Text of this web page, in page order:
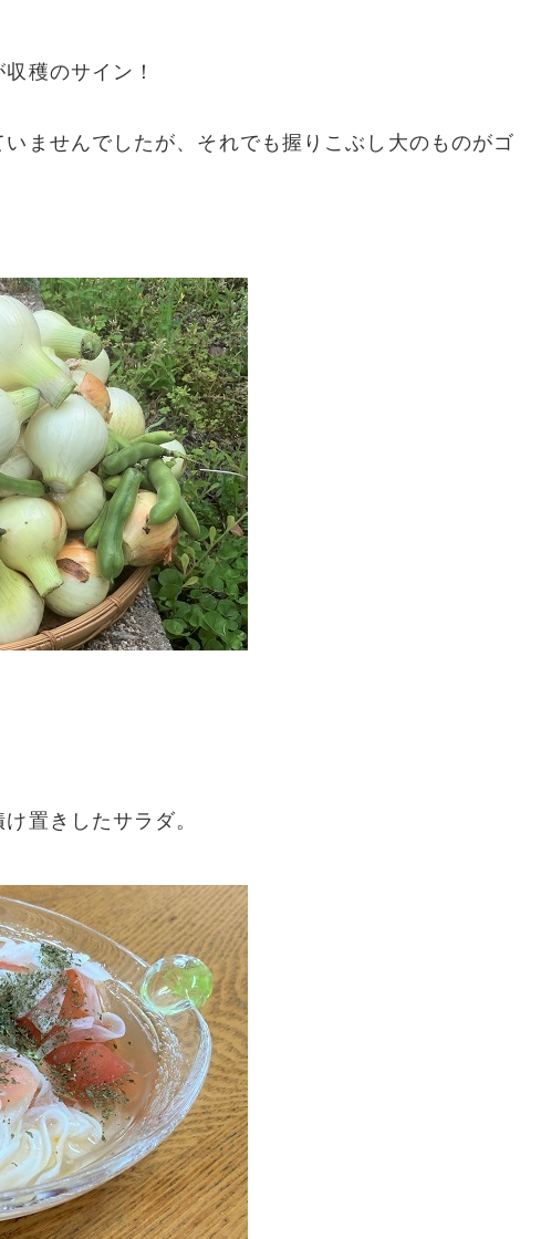
穫のサイン！
ませんでしたが、それでも握りこぶし大のものがゴ
置きしたサラダ。